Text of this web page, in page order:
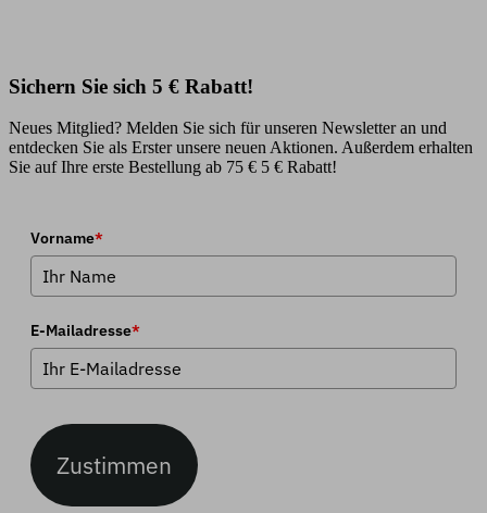
Sichern Sie sich 5 € Rabatt!
Neues Mitglied? Melden Sie sich für unseren Newsletter an und
entdecken Sie als Erster unsere neuen Aktionen. Außerdem erhalten
Sie auf Ihre erste Bestellung ab 75 € 5 € Rabatt!
Vorname*
E-Mailadresse*
Zustimmen